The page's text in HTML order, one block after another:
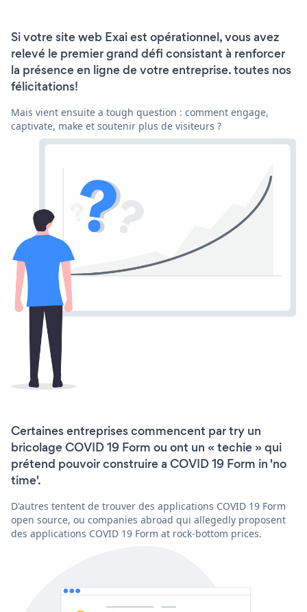
Si votre site web Exai est opérationnel, vous avez
relevé le premier grand défi consistant à renforcer
la présence en ligne de votre entreprise. toutes nos
félicitations!
Mais vient ensuite a tough question : comment engage,
captivate, make et soutenir plus de visiteurs ?
Certaines entreprises commencent par try un
bricolage COVID 19 Form ou ont un « techie » qui
prétend pouvoir construire a COVID 19 Form in 'no
time'.
D'autres tentent de trouver des applications COVID 19 Form
open source, ou companies abroad qui allegedly proposent
des applications COVID 19 Form at rock-bottom prices.